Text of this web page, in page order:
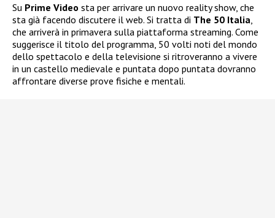
Su Prime Video sta per arrivare un nuovo reality show, che
sta già facendo discutere il web. Si tratta di The 50 Italia
che arriverà in primavera sulla piattaforma streaming. Come
suggerisce il titolo del programma, 50 volti noti del mondo
dello spettacolo e della televisione si ritroveranno a vivere
in un castello medievale e puntata dopo puntata dovranno
affrontare diverse prove fisiche e mentali.